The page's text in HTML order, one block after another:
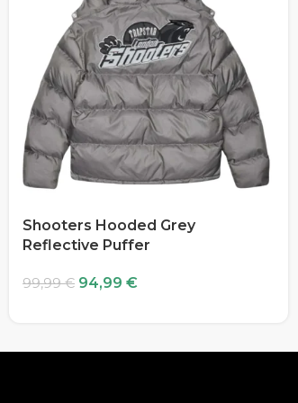
Shooters Hooded Grey
Reflective Puffer
99,99€ 94,99 €